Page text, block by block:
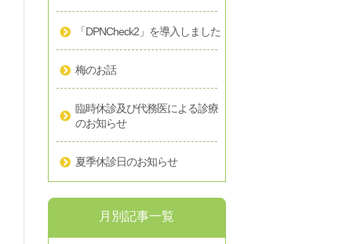
「DPNCheck2」を導入しました
梅のお話
臨時休診及び代務医による診療
のお知らせ
夏季休診日のお知らせ
月別記事一覧